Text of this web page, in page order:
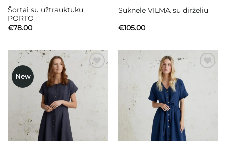
Šortai su užtrauktuku,
PORTO
€78.00
Suknelė VILMA su dirželiu
€105.00
New
Mėgstamiausias Mėgstamiausias